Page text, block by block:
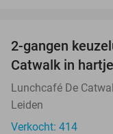
2-gangen
Catwalk in
Lunchcafé De
Leiden
Verkocht: 414